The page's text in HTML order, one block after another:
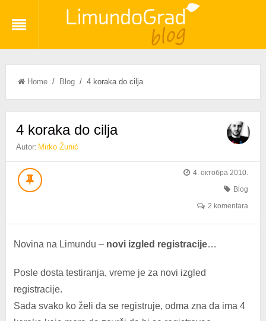
Home/ Blog/ 4 koraka do cilja
4 koraka do cilja
Autor: Mirko Žunić
4. октобра 2010.
Blog
2 komentara
Novina na Limundu – novi izgled registracije…
Posle dosta testiranja, vreme je za novi izgled
registracije.
Sada svako ko želi da se registruje, odma zna da ima 4